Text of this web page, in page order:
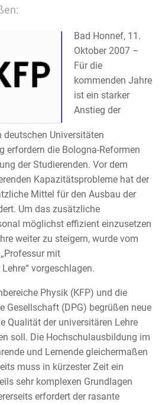
Bad Honnef, 11.
Oktober 2007 –
Für die
kommenden Jahre
ist ein starker
Anstieg der
Universitäten
erfordern die Bologna-Reformen
der Studierenden. Vor dem
Kapazitätsprobleme hat der
Mittel für den Ausbau der
Um das zusätzliche
möglichst effizient einzusetzen
weiter zu steigern, wurde vom
mit
vorgeschlagen.
Physik (KFP) und die
Gesellschaft (DPG) begrüßen neue
Qualität der universitären Lehre
soll. Die Hochschulausbildung im
und Lernende gleichermaßen
muss in kürzester Zeit ein
sehr komplexen Grundlagen
erfordert der rasante